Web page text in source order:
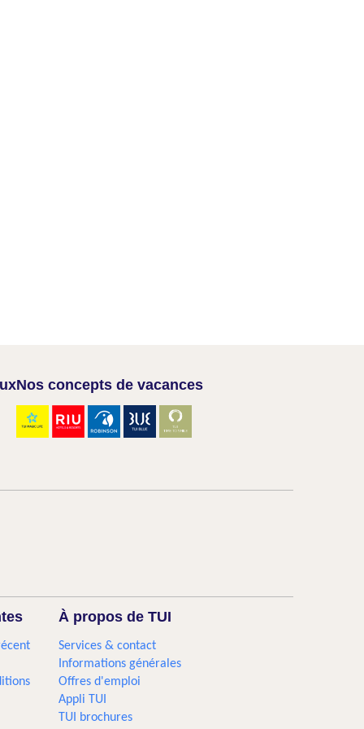
Nos concepts de vacances
À propos de TUI
Services & contact
Informations générales
Offres d'emploi
Appli TUI
TUI brochures